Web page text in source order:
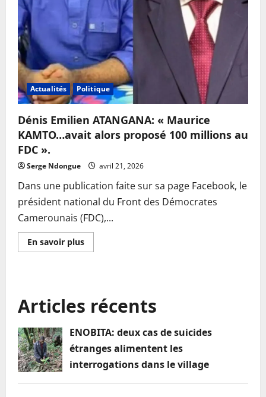
Actualités Politique
Dénis Emilien ATANGANA: « Maurice
KAMTO…avait alors proposé 100 millions au
FDC ».
Serge Ndongue avril 21, 2026
Dans une publication faite sur sa page Facebook, le
président national du Front des Démocrates
Camerounais (FDC),...
En savoir plusEn
savoir
« Maurice
KAMTO…
avait
proposé
millions
FDC ».
Articles récents
ENOBITA: deux cas de suicides
étranges alimentent les
interrogations dans le village